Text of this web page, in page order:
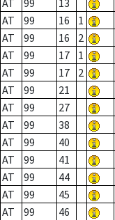
AT
99 13
AT
99 16 1
AT
99 16 2
AT
99 17 1
AT
99 17 2
AT
99 21
AT
99 27
AT
99 38
AT
99 40
AT
99 41
AT
99 44
AT
99 45
AT
99 46